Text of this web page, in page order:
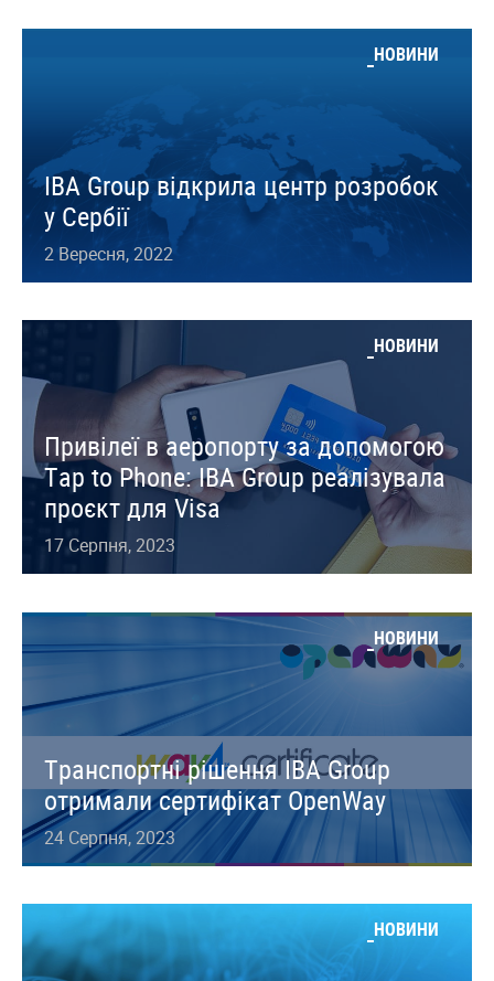
НОВИНИ
IBA Group відкрила центр розробок
у Сербії
2 Вересня, 2022
НОВИНИ
Привілеї в аеропорту за допомогою
Tap to Phone: IBA Group реалізувала
проєкт для Visa
17 Серпня, 2023
НОВИНИ
Транспортні рішення IBA Group
отримали сертифікат OpenWay
24 Серпня, 2023
НОВИНИ